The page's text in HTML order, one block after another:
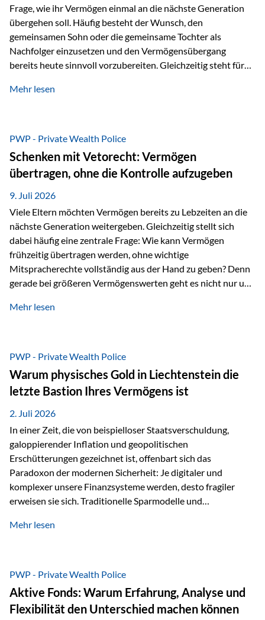
Frage, wie ihr Vermögen einmal an die nächste Generation
übergehen soll. Häufig besteht der Wunsch, den
gemeinsamen Sohn oder die gemeinsame Tochter als
Nachfolger einzusetzen und den Vermögensübergang
bereits heute sinnvoll vorzubereiten. Gleichzeitig steht für
passiert, wenn einer der beiden verstirbt? Der überlebende
Vermögen verfügen können. Genau für diese
Ausgangssituation bietet die Private Wealth Police der
Vienna-Life eine durchdachte Gestaltungsmöglichkeit. Die
Ausgangssituation Stellen Sie sich folgendes Beispiel vor:
Ein…
Mehr lesen
PWP - Private Wealth Police
Schenken mit Vetorecht: Vermögen
übertragen, ohne die Kontrolle aufzugeben
9. Juli 2026
Viele Eltern möchten Vermögen bereits zu Lebzeiten an die
nächste Generation weitergeben. Gleichzeitig stellt sich
dabei häufig eine zentrale Frage: Wie kann Vermögen
frühzeitig übertragen werden, ohne wichtige
Mitspracherechte vollständig aus der Hand zu geben? Denn
gerade bei größeren Vermögenswerten geht es nicht nur um
sicherzustellen, dass das Vermögen langfristig erhalten
folgende Situation vor: Ein Vater schenkt seiner Tochter
einen Teil seines Vermögens. Einige Jahre später möchte die
Tochter das Geld kurzfristig verwenden, um…
Mehr lesen
PWP - Private Wealth Police
Warum physisches Gold in Liechtenstein die
letzte Bastion Ihres Vermögens ist
2. Juli 2026
In einer Zeit, die von beispielloser Staatsverschuldung,
galoppierender Inflation und geopolitischen
Erschütterungen gezeichnet ist, offenbart sich das
Paradoxon der modernen Sicherheit: Je digitaler und
komplexer unsere Finanzsysteme werden, desto fragiler
erweisen sie sich. Traditionelle Sparmodelle und
unumstößlich galten, versagen angesichts der expansiven
Nostalgie dar, sondern ist die modernste und strategisch
klügste Antwort auf globale Instabilität. Physische Werte
und der richtige Rechtsstandort sind heute keine bloße
Option mehr, sondern eine strategische Notwendigkeit. 1.
Mehr lesen
PWP - Private Wealth Police
Aktive Fonds: Warum Erfahrung, Analyse und
Flexibilität den Unterschied machen können